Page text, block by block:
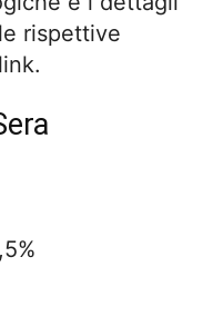
rispettive